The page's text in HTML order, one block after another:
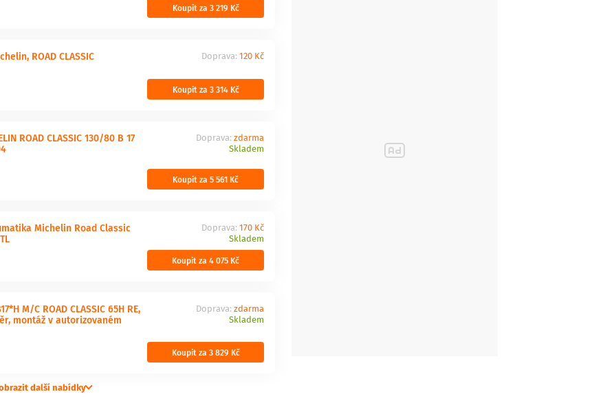
Koupit za 3 219 Kč
ROAD CLASSIC Doprava: 120 Kč
Koupit za 3 314 Kč
ROAD CLASSIC 130/80 B 17 Doprava: zdarma
Skladem
Koupit za 5 561 Kč
Michelin Road Classic Doprava: 170 Kč
Skladem
Koupit za 4 075 Kč
M/C ROAD CLASSIC 65H RE,
montáž v autorizovaném
Doprava: zdarma
Skladem
Koupit za 3 829 Kč
další nabídky